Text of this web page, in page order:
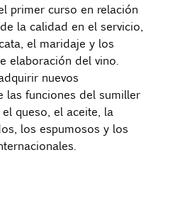
primer curso en relación
la calidad en el servicio,
el maridaje y los
elaboración del vino.
nuevos
las funciones del sumiller
queso, el aceite, la
los espumosos y los